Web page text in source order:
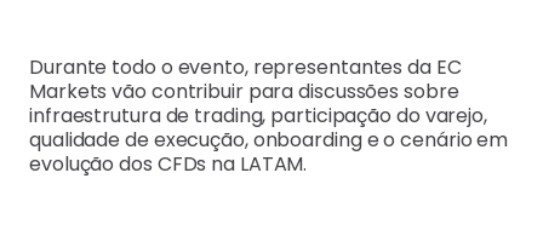
Durante todo o evento, representantes da EC
Markets vão contribuir para discussões sobre
infraestrutura de trading, participação do varejo,
qualidade de execução, onboarding e o cenário em
evolução dos CFDs na LATAM.